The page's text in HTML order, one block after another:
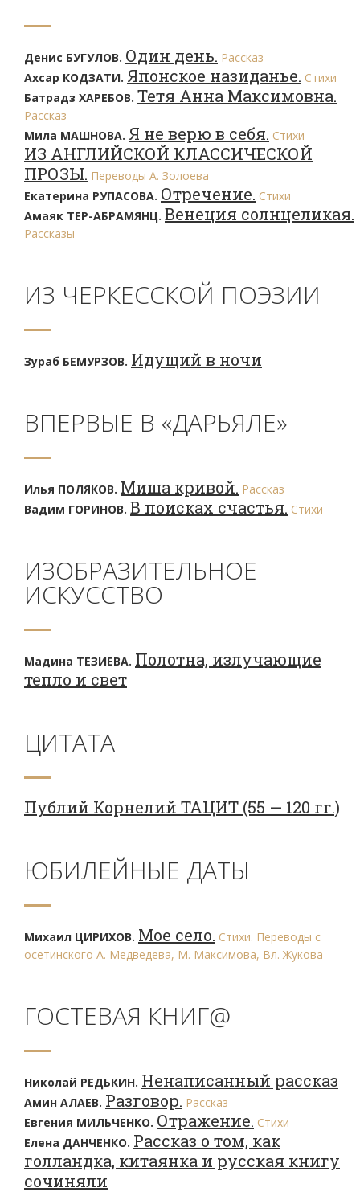
Денис БУГУЛОВ. Один день. Рассказ
Ахсар КОДЗАТИ. Японское назиданье. Стихи
Батрадз ХАРЕБОВ. Тетя Анна Максимовна.
Рассказ
Мила МАШНОВА. Я не верю в себя. Стихи
ИЗ АНГЛИЙСКОЙ КЛАССИЧЕСКОЙ
ПРОЗЫ. Переводы А. Золоева
Екатерина РУПАСОВА. Отречение. Стихи
Амаяк ТЕР-АБРАМЯНЦ. Венеция солнцеликая.
Рассказы
ИЗ ЧЕРКЕССКОЙ ПОЭЗИИ
Зураб БЕМУРЗОВ. Идущий в ночи
ВПЕРВЫЕ В «ДАРЬЯЛЕ»
Илья ПОЛЯКОВ. Миша кривой. Рассказ
Вадим ГОРИНОВ. В поисках счастья. Стихи
ИЗОБРАЗИТЕЛЬНОЕ
ИСКУССТВО
Мадина ТЕЗИЕВА. Полотна, излучающие
тепло и свет
ЦИТАТА
Публий Корнелий ТАЦИТ (55 — 120 гг.)
ЮБИЛЕЙНЫЕ ДАТЫ
Михаил ЦИРИХОВ. Мое село. Стихи. Переводы с
осетинского А. Медведева, М. Максимова, Вл. Жукова
ГОСТЕВАЯ КНИГ@
Николай РЕДЬКИН. Ненаписанный рассказ
Амин АЛАЕВ. Разговор. Рассказ
Евгения МИЛЬЧЕНКО. Отражение. Стихи
Елена ДАНЧЕНКО. Рассказ о том, как
голландка, китаянка и русская книгу
сочиняли